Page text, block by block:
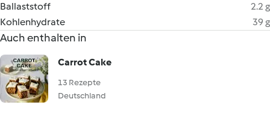
Ballaststoff
2.2 g
Kohlenhydrate
39 g
Auch enthalten in
Carrot Cake
13 Rezepte
Deutschland